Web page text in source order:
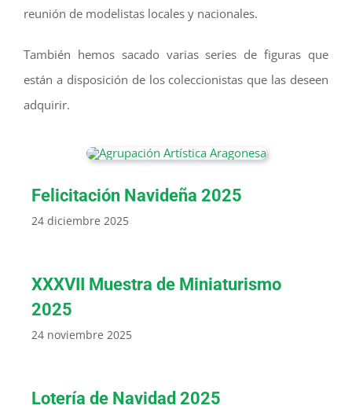
reunión de modelistas locales y nacionales.
También hemos sacado varias series de figuras que
están a disposición de los coleccionistas que las deseen
adquirir.
Felicitación Navideña 2025
24 diciembre 2025
XXXVII Muestra de Miniaturismo
2025
24 noviembre 2025
Lotería de Navidad 2025